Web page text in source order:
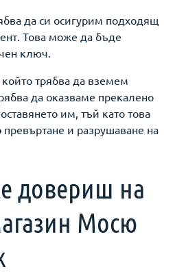
да си осигурим подходящ
Това може да бъде
ключ.
трябва да вземем
да оказваме прекалено
им, тъй като това
и разрушаване на
довериш на
Мосю